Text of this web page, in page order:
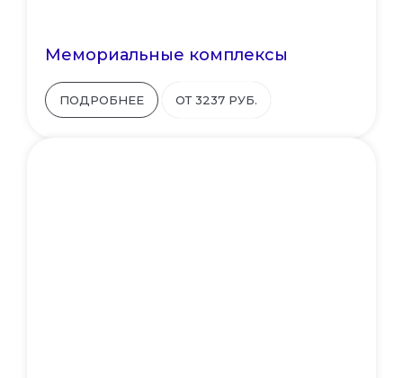
Мемориальные комплексы
ПОДРОБНЕЕ ОТ 3237 РУБ.